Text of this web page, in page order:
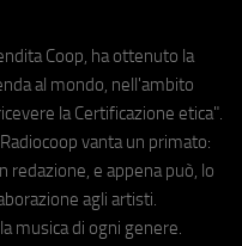
Coop, ha ottenuto la
al mondo, nell'ambito
la Certificazione etica".
vanta un primato:
redazione, e appena può, lo
agli artisti.
musica di ogni genere.